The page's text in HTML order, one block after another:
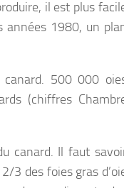
il est plus
années 1980, un
canard. 500 000
(chiffres
canard. Il faut
3 des foies gras